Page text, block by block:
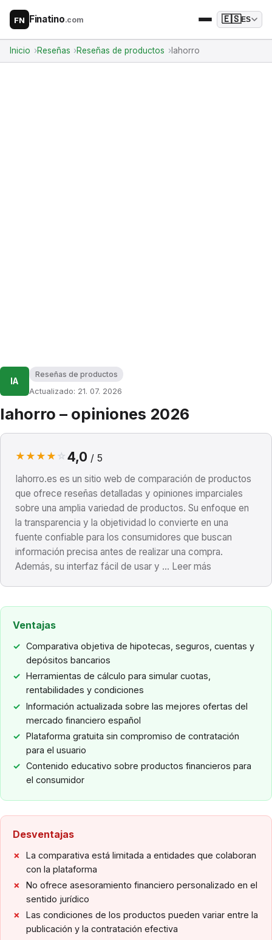
FN Finatino.com 🇪🇸ES
Inicio Reseñas Reseñas de productos Iahorro
IA
Reseñas de productos
Actualizado: 21. 07. 2026
Iahorro – opiniones 2026
★ ★ ★ ★ ☆ 4,0 / 5
Iahorro.es es un sitio web de comparación de productos
que ofrece reseñas detalladas y opiniones imparciales
sobre una amplia variedad de productos. Su enfoque en
la transparencia y la objetividad lo convierte en una
fuente confiable para los consumidores que buscan
información precisa antes de realizar una compra.
Además, su interfaz fácil de usar y ... Leer más
Ventajas
Comparativa objetiva de hipotecas, seguros, cuentas y
depósitos bancarios
Herramientas de cálculo para simular cuotas,
rentabilidades y condiciones
Información actualizada sobre las mejores ofertas del
mercado financiero español
Plataforma gratuita sin compromiso de contratación
para el usuario
Contenido educativo sobre productos financieros para
el consumidor
Desventajas
La comparativa está limitada a entidades que colaboran
con la plataforma
No ofrece asesoramiento financiero personalizado en el
sentido jurídico
Las condiciones de los productos pueden variar entre la
publicación y la contratación efectiva